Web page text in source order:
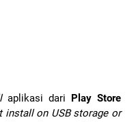
aplikasi dari Play Store
install on USB storage or